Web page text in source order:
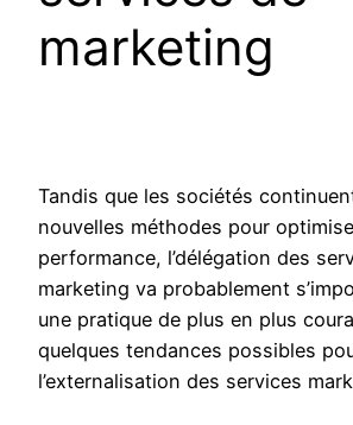
marketing
Tandis que les sociétés
nouvelles méthodes pour
performance, l’délégation des
marketing va probablement
une pratique de plus en plus
quelques tendances possibles
l’externalisation des services